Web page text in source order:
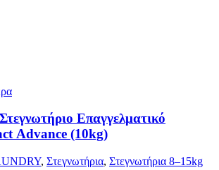
Επαγγελματικό
Advance (10kg)
, Στεγνωτήρια, Στεγνωτήρια 8–15kg